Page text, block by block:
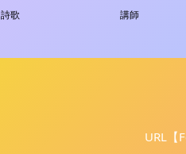
詩歌 講師
URL【